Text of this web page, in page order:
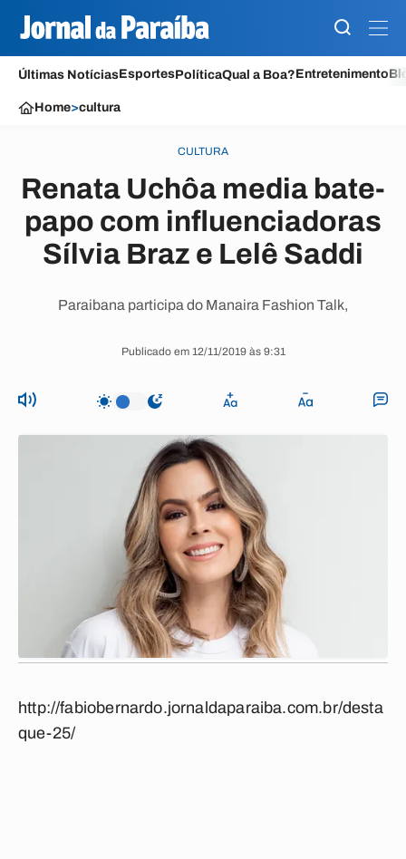
Últimas NotíciasEsportesPolíticaQual a Boa?Entretenimento
Home>cultura
CULTURA
Renata Uchôa media bate-
papo com influenciadoras
Sílvia Braz e Lelê Saddi
Paraibana participa do Manaira Fashion Talk,
Publicado em 12/11/2019 às 9:31
http://fabiobernardo.jornaldaparaiba.com.br/desta
que-25/